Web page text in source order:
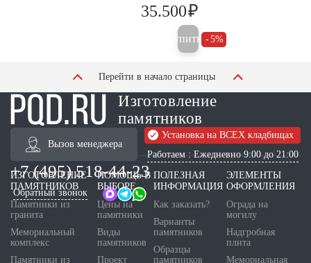
35.500₽
Купить 5%
Перейти в начало страницы
Изготовление
памятников
Вызов менеджера
Установка на ВСЕХ кладбищах
Работаем : Ежедневно 9:00 до 21:00
+7 (495) 518-44-23
Обратный звонок
ИЗГОТОВЛЕНИЕ
ПАМЯТНИКОВ
Памятники из
гранита
Мемориальный
комплекс
Памятники из
ПОМОЩЬ В
ВЫБОРЕ
Цены на
памятники
Виды
памятников
Проект
ПОЛЕЗНАЯ
ИНФОРМАЦИЯ
Как заказать?
Варианты
памятников
Образцы
памятников
ЭЛЕМЕНТЫ
ОФОРМЛЕНИЯ
Ограда на
могилу
Надгробная
плита
Мемориальная